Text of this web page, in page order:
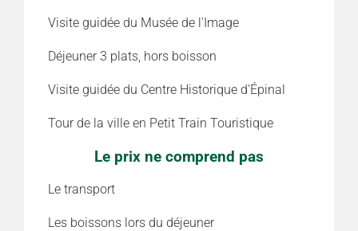
Visite guidée du Musée de l'Image
Déjeuner 3 plats, hors boisson
Visite guidée du Centre Historique d'Épinal
Tour de la ville en Petit Train Touristique
Le prix ne comprend pas
Le transport
Les boissons lors du déjeuner